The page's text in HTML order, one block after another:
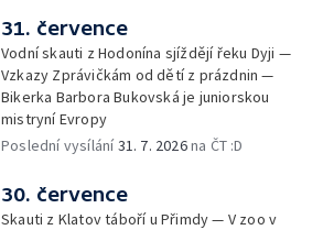
31. července
Vodní skauti z Hodonína sjíždějí řeku Dyji —
Vzkazy Zprávičkám od dětí z prázdnin —
Bikerka Barbora Bukovská je juniorskou
mistryní Evropy
Poslední vysílání31. 7. 2026na ČT :D
30. července
Skauti z Klatov táboří u Přimdy — V zoo v